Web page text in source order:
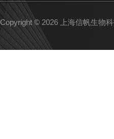
Copyright © 2026 上海信帆生物